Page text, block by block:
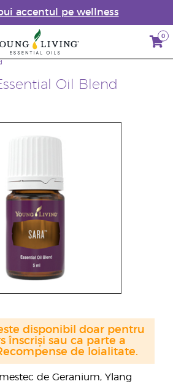
accentul pe wellness
0
Oil Blend
de Geranium, Ylang
disponibil doar pentru
înscriși sau ca parte a
de loialitate.